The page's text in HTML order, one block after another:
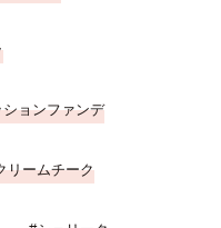
ションファンデ
リームチーク